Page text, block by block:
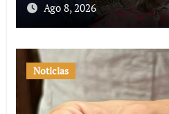
Ago 8, 2026
Noticias